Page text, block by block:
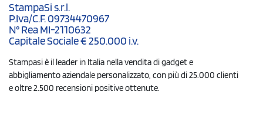
StampaSi s.r.l.
P.Iva/C.F. 09734470967
N° Rea MI-2110632
Capitale Sociale € 250.000 i.v.
Stampasi è il leader in Italia nella vendita di gadget e
abbigliamento aziendale personalizzato, con più di 25.000 clienti
e oltre 2.500 recensioni positive ottenute.